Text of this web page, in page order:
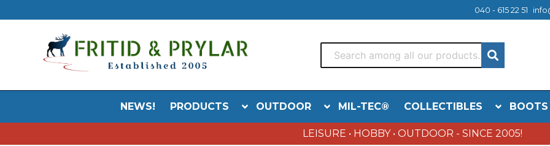
040 - 615 22 51
NEWS! PRODUCTS OUTDOOR MIL-TEC® COLLECTIBLES BOOTS
LEISURE • HOBBY • OUTDOOR - SINCE 2005!